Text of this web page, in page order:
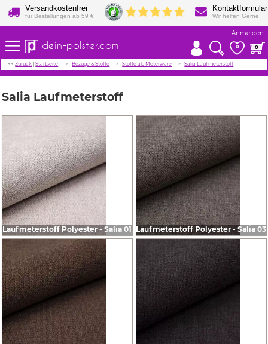
Versandkostenfrei
für Bestellungen ab 59 €
Kontaktformular
Wir helfen Gerne
dein-polster.com
Anmelden
0 0
<<Zurück |Startseite Bezüge & Stoffe Stoffe als Meterware Salia Laufmeterstoff
Salia Laufmeterstoff
Laufmeterstoff Polyester - Salia 01 Laufmeterstoff Polyester - Salia 03